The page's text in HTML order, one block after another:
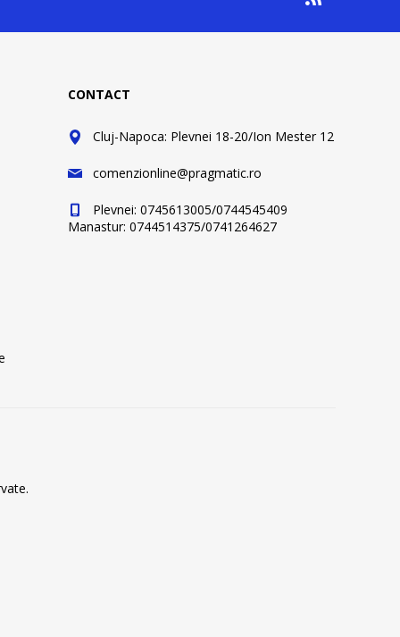
CONTACT
Cluj-Napoca: Plevnei 18-20/Ion Mester 12
comenzionline@pragmatic.ro
Plevnei: 0745613005/0744545409
Manastur: 0744514375/0741264627